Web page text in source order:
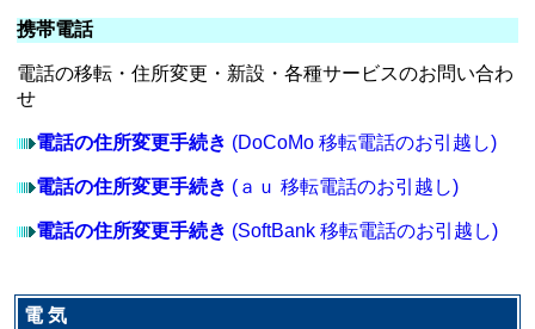
携帯電話
電話の移転・住所変更・新設・各種サービスのお問い合わ
せ
電話の住所変更手続き (DoCoMo 移転電話のお引越し)
電話の住所変更手続き (ａｕ 移転電話のお引越し)
電話の住所変更手続き (SoftBank 移転電話のお引越し)
電 気